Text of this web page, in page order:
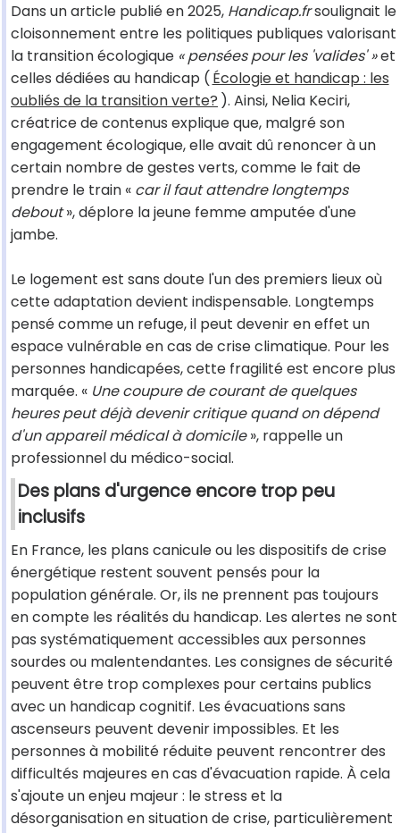
Dans un article publié en 2025, Handicap.frsoulignait le
cloisonnement entre les politiques publiques valorisant
la transition écologique « pensées pour les 'valides' »et
celles dédiées au handicap ( Écologie et handicap : les
oubliés de la transition verte? ). Ainsi, Nelia Keciri,
créatrice de contenus explique que, malgré son
engagement écologique, elle avait dû renoncer à un
certain nombre de gestes verts, comme le fait de
prendre le train « car il faut attendre longtemps
debout», déplore la jeune femme amputée d'une
jambe.
Le logement est sans doute l'un des premiers lieux où
cette adaptation devient indispensable. Longtemps
pensé comme un refuge, il peut devenir en effet un
espace vulnérable en cas de crise climatique. Pour les
personnes handicapées, cette fragilité est encore plus
marquée. « Une coupure de courant de quelques
heures peut déjà devenir critique quand on dépend
d'un appareil médical à domicile», rappelle un
professionnel du médico-social.
Des plans d'urgence encore trop peu
inclusifs
En France, les plans canicule ou les dispositifs de crise
énergétique restent souvent pensés pour la
population générale. Or, ils ne prennent pas toujours
en compte les réalités du handicap. Les alertes ne sont
pas systématiquement accessibles aux personnes
sourdes ou malentendantes. Les consignes de sécurité
peuvent être trop complexes pour certains publics
avec un handicap cognitif. Les évacuations sans
ascenseurs peuvent devenir impossibles. Et les
personnes à mobilité réduite peuvent rencontrer des
difficultés majeures en cas d'évacuation rapide. À cela
s'ajoute un enjeu majeur : le stress et la
désorganisation en situation de crise, particulièrement